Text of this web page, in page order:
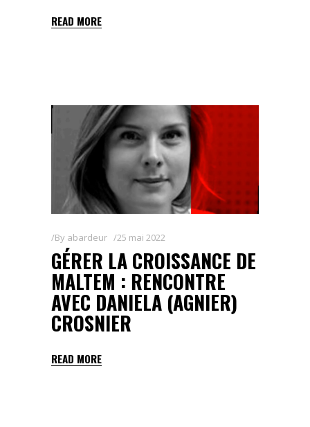
READ MORE
By abardeur 25 mai 2022
GÉRER LA CROISSANCE DE
MALTEM : RENCONTRE
AVEC DANIELA (AGNIER)
CROSNIER
READ MORE